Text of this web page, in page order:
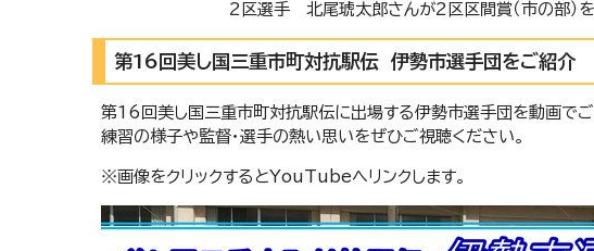
2区選手 北尾琥太郎さんが2区区間賞（市の部）
第16回美し国三重市町対抗駅伝 伊勢市選手団をご紹介
第16回美し国三重市町対抗駅伝に出場する伊勢市選手団を動画でご
練習の様子や監督・選手の熱い思いをぜひご視聴ください。
※画像をクリックするとYouTubeへリンクします。